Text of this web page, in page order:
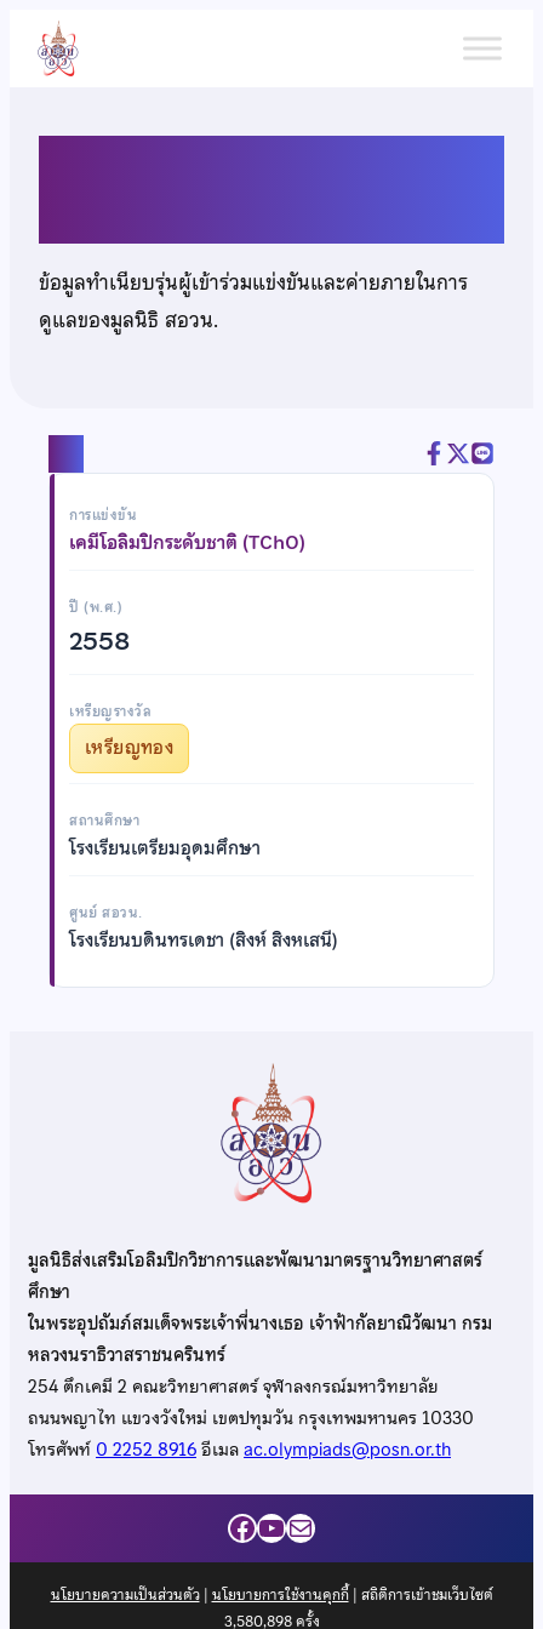
เนื้อหา
ข้อมูลทำเนียบรุ่นผู้เข้าร่วมแข่งขันและค่ายภายในการ
ดูแลของมูลนิธิ สอวน.
การแข่งขัน
เคมีโอลิมปิกระดับชาติ (TChO)
ปี (พ.ศ.)
2558
เหรียญรางวัล
เหรียญทอง
สถานศึกษา
โรงเรียนเตรียมอุดมศึกษา
ศูนย์ สอวน.
โรงเรียนบดินทรเดชา (สิงห์ สิงหเสนี)
มูลนิธิส่งเสริมโอลิมปิกวิชาการและพัฒนามาตรฐานวิทยาศาสตร์
ศึกษา
ในพระอุปถัมภ์สมเด็จพระเจ้าพี่นางเธอ เจ้าฟ้ากัลยาณิวัฒนา กรม
หลวงนราธิวาสราชนครินทร์
254 ตึกเคมี 2 คณะวิทยาศาสตร์ จุฬาลงกรณ์มหาวิทยาลัย
ถนนพญาไท แขวงวังใหม่ เขตปทุมวัน กรุงเทพมหานคร 10330
โทรศัพท์0 2252 8916อีเมลac.olympiads@posn.or.th
Facebook
YouTube
Mail
นโยบายความเป็นส่วนตัว| นโยบายการใช้งานคุกกี้| สถิติการเข้าชมเว็บไซต์
3,580,898ครั้ง